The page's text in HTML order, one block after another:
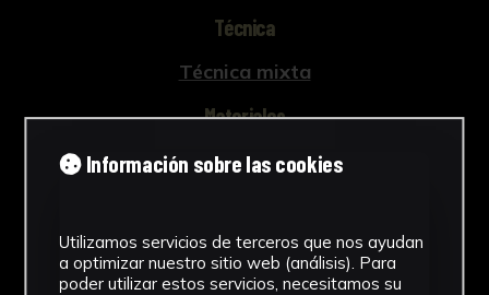
Técnica
Técnica mixta
Materiales
Papel
Información sobre las cookies
Utilizamos servicios de terceros que nos ayudan
a optimizar nuestro sitio web (análisis). Para
poder utilizar estos servicios, necesitamos su